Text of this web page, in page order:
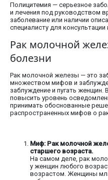
Полицитемия — серьезное
и лечения под руководством
заболевание или наличии
специалисту для
Рак молочной
болезни
Рак молочной железы — это
множеством мифов и
заблуждение и пугать
повысить уровень
принимать обоснованные
распространенных мифов о
Миф: Рак молочной
старшего возраста.
На самом деле, рак
у женщин любого
возрастом. Женщины